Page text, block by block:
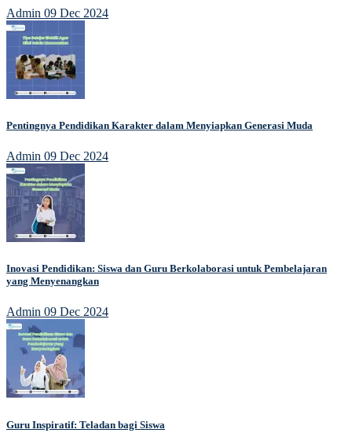
Admin 09 Dec 2024
Pentingnya Pendidikan Karakter dalam Menyiapkan Generasi Muda
Admin 09 Dec 2024
Inovasi Pendidikan: Siswa dan Guru Berkolaborasi untuk Pembelajaran
yang Menyenangkan
Admin 09 Dec 2024
Guru Inspiratif: Teladan bagi Siswa